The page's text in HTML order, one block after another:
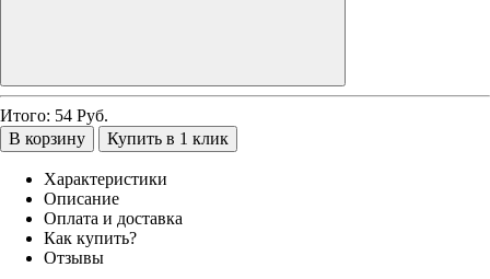
Итого: 54 Руб.
В корзину
Купить в 1 клик
Характеристики
Описание
Оплата и доставка
Как купить?
Отзывы